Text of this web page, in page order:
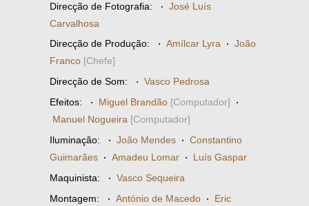
Direcção de Fotografia: · José Luís
Carvalhosa
Direcção de Produção: · Amílcar Lyra · João
Franco [Chefe]
Direcção de Som: · Vasco Pedrosa
Efeitos: · Miguel Brandão [Computador] ·
Manuel Nogueira [Computador]
Iluminação: · João Mendes · Constantino
Guimarães · Amadeu Lomar · Luís Gaspar
Maquinista: · Vasco Sequeira
Montagem: · António de Macedo · Eric